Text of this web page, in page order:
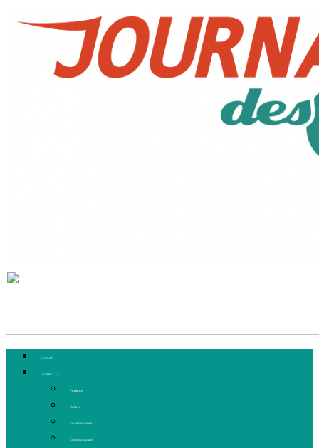
Accueil
Articles
Politique
Culture
Environnement
Communautaire